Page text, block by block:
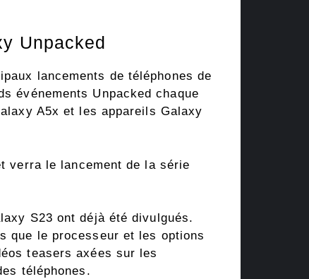
Unpacked
lancements de téléphones de
événements Unpacked chaque
A5x et les appareils Galaxy
verra le lancement de la série
S23 ont déjà été divulgués.
que le processeur et les options
teasers axées sur les
téléphones.